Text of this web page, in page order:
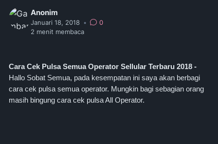
Anonim
Januari 18, 2018 •
0
2 menit membaca
Cara Cek Pulsa Semua Operator Sellular Terbaru 2018 -
Hallo Sobat Semua, pada kesempatan ini saya akan berbagi
cara cek pulsa semua operator. Mungkin bagi sebagian orang
masih bingung cara cek pulsa All Operator.